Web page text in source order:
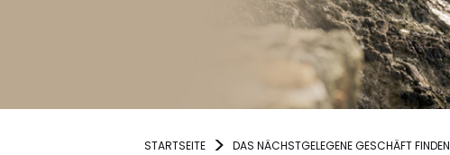
STARTSEITE DAS NÄCHSTGELEGENE GESCHÄFT FINDEN